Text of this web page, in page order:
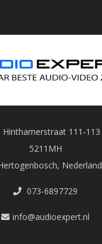
Hinthamerstraat 111-113
5211MH
Nederland
073-6897729
info@audioexpert.nl